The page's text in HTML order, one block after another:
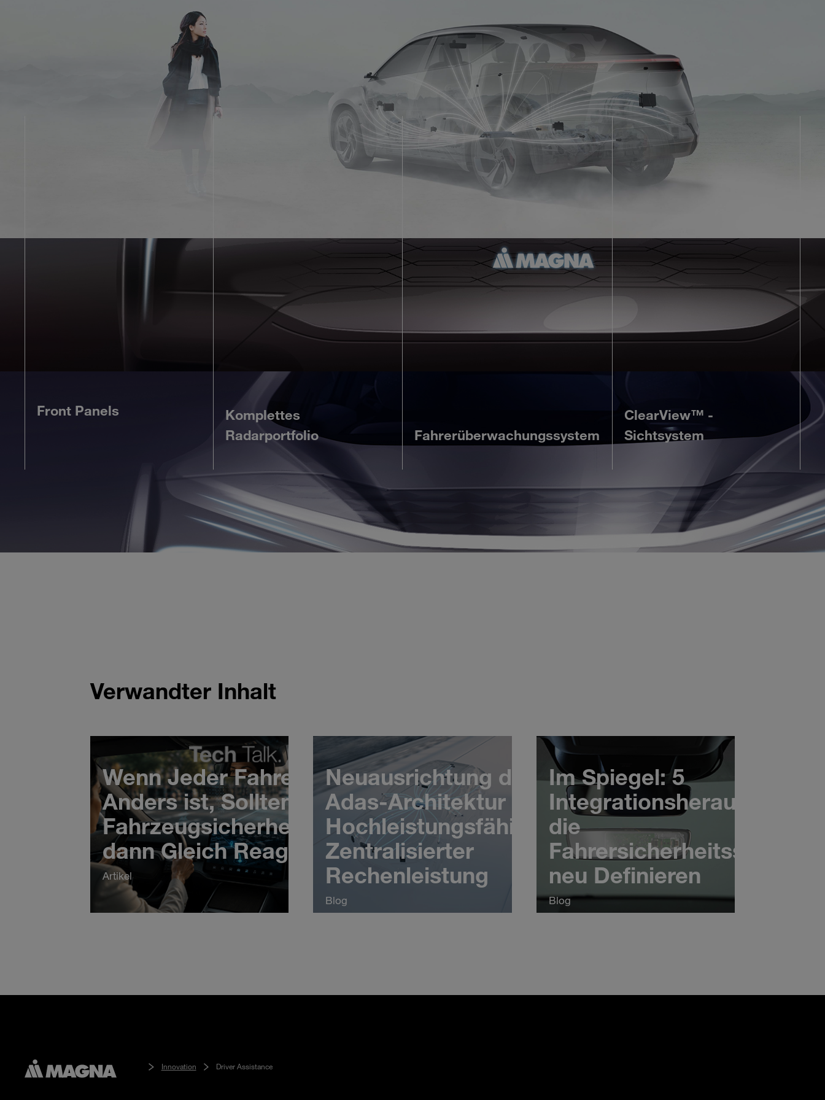
Front Panels
Komplettes
Radarportfolio
Fahrerüberwachungssystem
ClearView™ -
Sichtsystem
Verwandter Inhalt
Wenn Jeder Fahrer
Anders ist, Sollten die
Fahrzeugsicherheitssysteme
dann Gleich Reagieren?
Artikel
Neuausrichtung der
Adas-Architektur mit
Hochleistungsfähiger
Zentralisierter
Rechenleistung
Blog
Im Spiegel: 5
die
Fahrersicherheitssysteme
neu Definieren
Blog
Innovation Driver Assistance